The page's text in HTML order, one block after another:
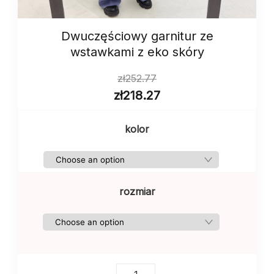
Dwuczęściowy garnitur ze
wstawkami z eko skóry
zł252.77
zł218.27
kolor
rozmiar
Dwuczęściowy